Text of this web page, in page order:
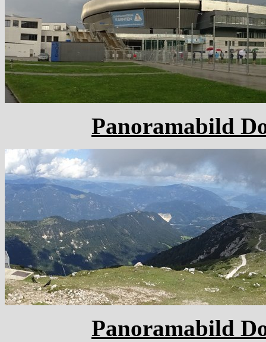
Panoramabild
Panoramabild